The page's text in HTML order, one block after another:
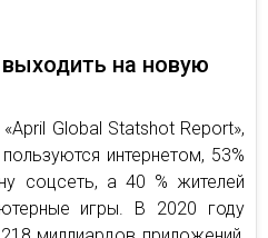
на новую
Global Statshot Report»,
интернетом, 53%
соцсеть, а 40 % жителей
игры. В 2020 году